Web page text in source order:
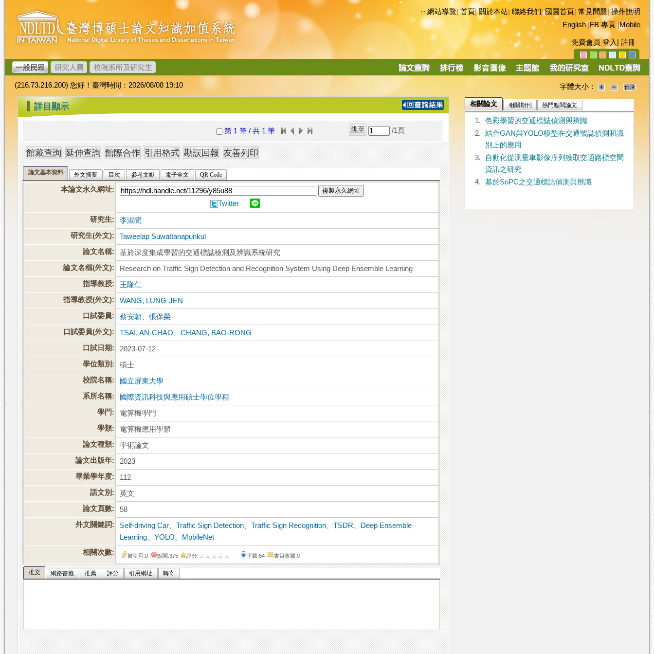
跳
到
主
要
內
容
臺
灣
博
碩
士
論
文
加
值
系
統
::: 網站導覽|首頁|關於本站 聯絡我們|國圖首頁 常見問題|操作說明
English|FB 專頁|Mobile
免費會員 登入 註冊
導
(216.73.216.200) 您好！臺灣時間：2026/08/08 19:10 字體大小：
::: 詳目顯示
第 1 筆 / 共 1 筆 /1 頁
論文基本資料 外文摘要 目次 參考文獻 電子全文 QR Code
本論文永久網址: 複製永久網址
Twitter
研究生:
李淑聞
研究生(外文):
Taweelap Suwattanapunkul
論文名稱:
基於深度集成學習的交通標誌檢測及辨識系統研究
論文名稱(外文):
Research on Traffic Sign Detection and Recognition System Using Deep Ensemble Learning
指導教授:
王隆仁
指導教授(外文):
WANG, LUNG-JEN
口試委員:
蔡安朝 、張保榮
口試委員(外文):
TSAI, AN-CHAO 、CHANG, BAO-RONG
口試日期:
2023-07-12
學位類別:
碩士
校院名稱:
國立屏東大學
系所名稱:
國際資訊科技與應用碩士學位學程
學門:
電算機學門
學類:
電算機應用學類
論文種類:
學術論文
論文出版年:
2023
畢業學年度:
112
語文別:
英文
論文頁數:
58
外文關鍵詞:
Self-driving Car 、Traffic Sign Detection 、Traffic Sign Recognition 、TSDR
Deep Ensemble
Learning 、YOLO
MobileNet
相關次數:
被引用:0 點閱:375 評分: 下載:64 書目收藏:0
推文 網路書籤 推薦 評分 引用網址 轉寄
相關論文 相關期刊 熱門點閱論文
1.
色彩學習的交通標誌偵測與辨識
2.
結合GAN與YOLO模型在交通號誌偵測和識
別上的應用
3.
自動化從測量車影像序列獲取交通路標空間
資訊之研究
4.
基於SoPC之交通標誌偵測與辨識